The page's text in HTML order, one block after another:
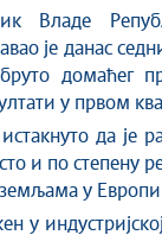
је данас
домаћег
у првом
да је
и по степену
у
у